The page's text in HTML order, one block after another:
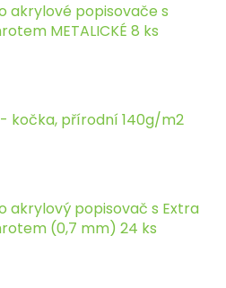
akrylové popisovače s
METALICKÉ 8 ks
kočka, přírodní 140g/m2
akrylový popisovač s Extra
(0,7 mm) 24 ks